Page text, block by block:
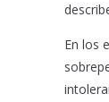
En los